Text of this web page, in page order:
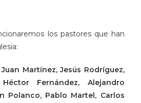
los pastores que han
Martínez, Jesús Rodríguez,
Fernández, Alejandro
Polanco, Pablo Martel, Carlos